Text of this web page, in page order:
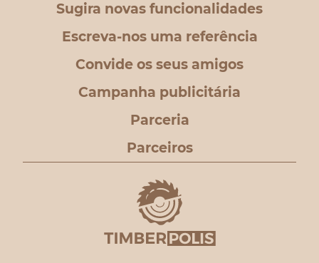
Sugira novas funcionalidades
Escreva-nos uma referência
Convide os seus amigos
Campanha publicitária
Parceria
Parceiros